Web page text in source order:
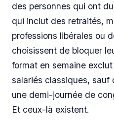
des personnes qui ont
qui inclut des retraités,
professions libérales ou
choisissent de bloquer
format en semaine
salariés classiques, sauf
une demi-journée de
Et ceux-là existent.